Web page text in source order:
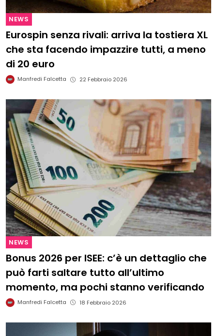
NEWS
Eurospin senza rivali: arriva la tostiera XL
che sta facendo impazzire tutti, a meno
di 20 euro
Manfredi Falcetta 22 Febbraio 2026
NEWS
Bonus 2026 per ISEE: c’è un dettaglio che
può farti saltare tutto all’ultimo
momento, ma pochi stanno verificando
Manfredi Falcetta 18 Febbraio 2026